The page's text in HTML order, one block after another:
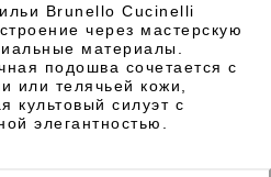
Brunello Cucinelli
через мастерскую
материалы.
подошва сочетается с
или телячьей кожи,
культовый силуэт с
элегантностью.